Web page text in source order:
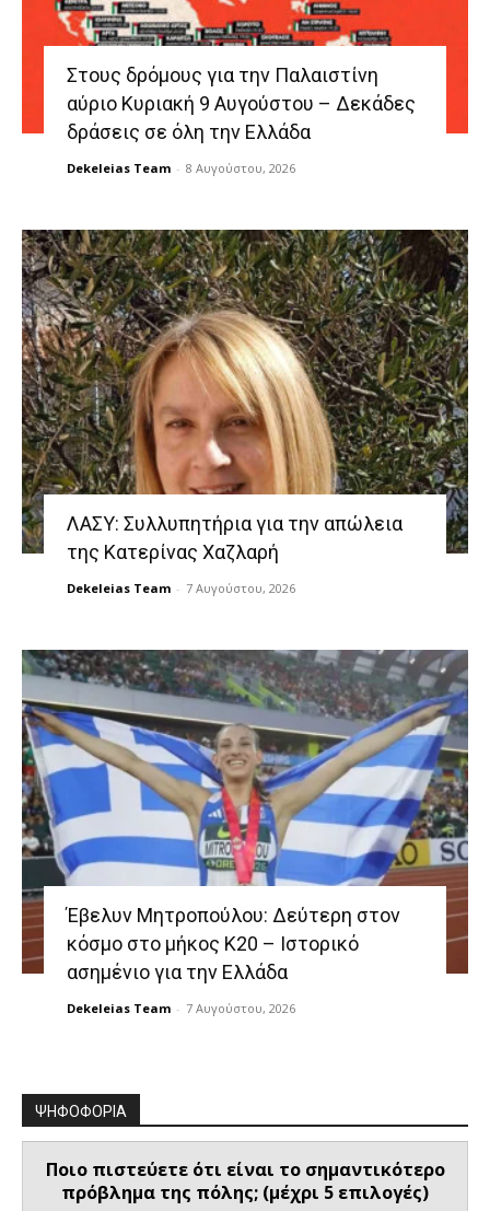
Στους δρόμους για την Παλαιστίνη
αύριο Κυριακή 9 Αυγούστου – Δεκάδες
δράσεις σε όλη την Ελλάδα
Dekeleias Team - 8 Αυγούστου, 2026
ΛΑΣΥ: Συλλυπητήρια για την απώλεια
της Κατερίνας Χαζλαρή
Dekeleias Team - 7 Αυγούστου, 2026
Έβελυν Μητροπούλου: Δεύτερη στον
κόσμο στο μήκος Κ20 – Ιστορικό
ασημένιο για την Ελλάδα
Dekeleias Team - 7 Αυγούστου, 2026
ΨΗΦΟΦΟΡΙΑ
Ποιο πιστεύετε ότι είναι το σημαντικότερο
πρόβλημα της πόλης; (μέχρι 5 επιλογές)